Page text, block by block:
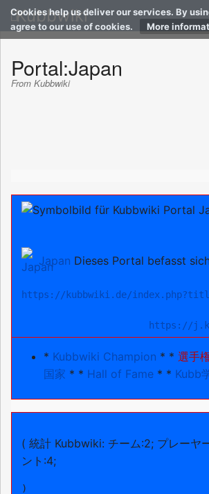
Cookies help us deliver our services. By
agree to our use of cookies.
More
Kubbwiki
Portal:Japan
From Kubbwiki
Japan Dieses Portal befasst
https://kubbwiki.de/
https://
* Kubbwiki Champion * * 選手
国家 * * Hall of Fame * * Kubb
( 統計 Kubbwiki: チーム:2; プレーヤ
ント:4;